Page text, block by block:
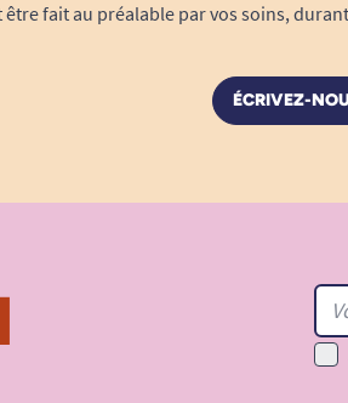
fait au préalable par vos soins,
ÉCRIVEZ-